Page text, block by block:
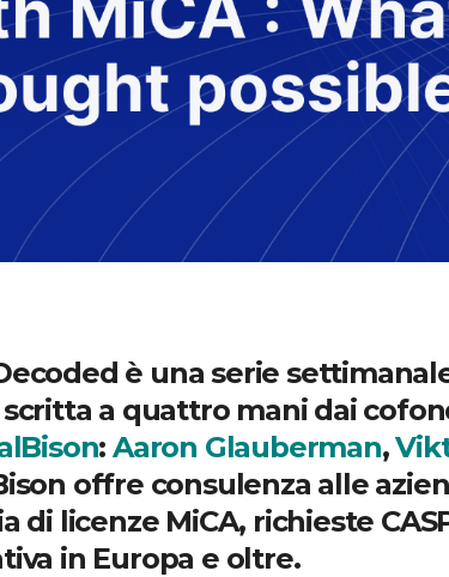
è una serie
scritta a quattro mani dai
:Aaron Glauberman,
offre consulenza alle
di licenze MiCA, richieste
in Europa e oltre.